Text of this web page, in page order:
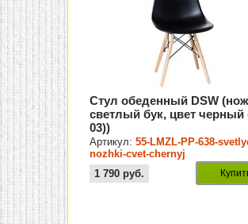
Стул обеденный DSW
светлый бук, цвет черный
03))
Артикул:55-LMZL-PP-638-
nozhki-cvet-chernyj
1 790 руб.